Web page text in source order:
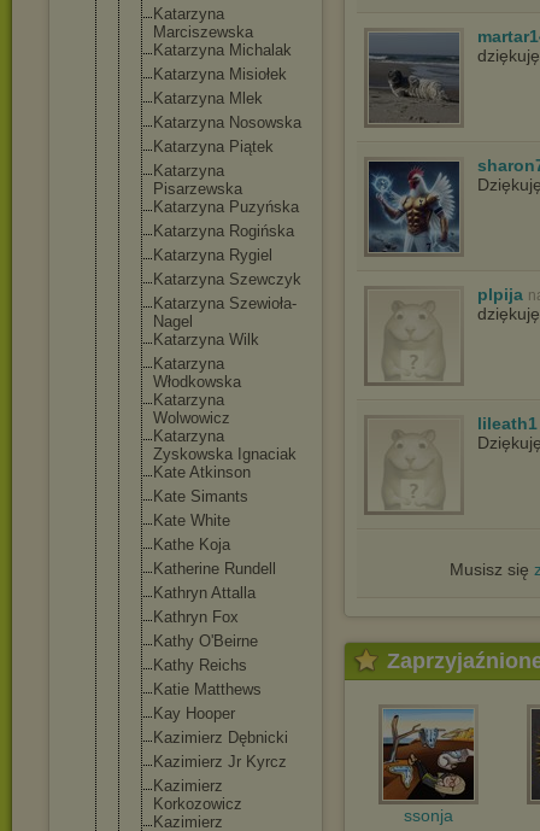
Katarzyna
Marciszewska
Katarzyna Michalak
Katarzyna Misiołek
Katarzyna Mlek
Katarzyna Nosowska
Katarzyna Piątek
Katarzyna
Pisarzewska
Katarzyna Puzyńska
Katarzyna Rogińska
Katarzyna Rygiel
Katarzyna Szewczyk
Katarzyna Szewioła-
Nagel
Katarzyna Wilk
Katarzyna
Włodkowska
Katarzyna
Wolwowicz
Katarzyna
Zyskowska Ignaciak
Kate Atkinson
Kate Simants
Kate White
Kathe Koja
Katherine Rundell
Kathryn Attalla
Kathryn Fox
Kathy O'Beirne
Kathy Reichs
Katie Matthews
Kay Hooper
Kazimierz Dębnicki
Kazimierz Jr Kyrcz
Kazimierz
Korkozowicz
Kazimierz
plpija
dziękuję
lileath1
Musisz się
ssonja